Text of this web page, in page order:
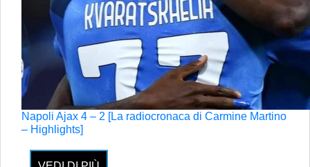
Napoli Ajax 4 – 2 [La radiocronaca di Carmine Martino
– Highlights]